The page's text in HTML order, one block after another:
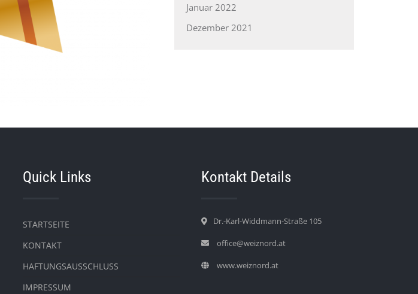
Januar 2022
Dezember 2021
Quick Links
STARTSEITE
KONTAKT
HAFTUNGSAUSSCHLUSS
IMPRESSUM
Kontakt Details
Dr.-Karl-Widdmann-Straße 105
office@weiznord.at
www.weiznord.at